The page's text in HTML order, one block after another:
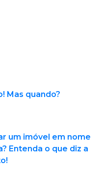
Mas quando?
um imóvel em nome
Entenda o que diz a